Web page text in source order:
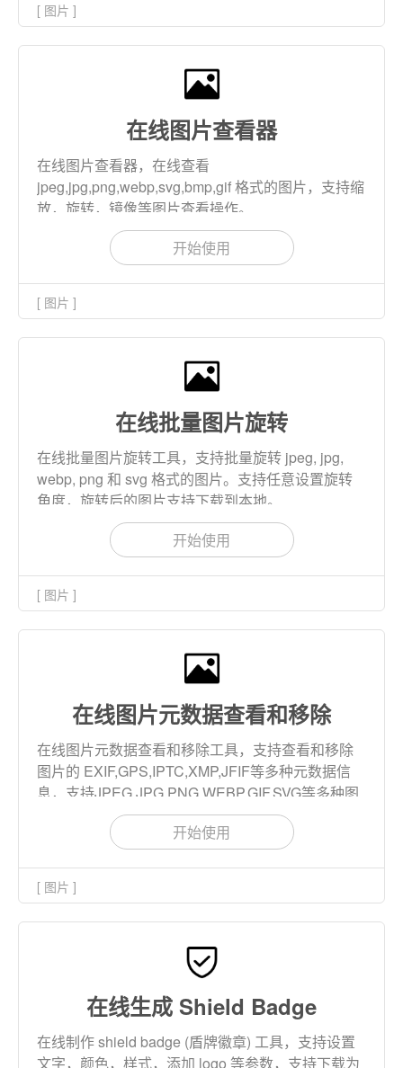
[ 图片 ]
在线图片查看器
在线图片查看器，在线查看
jpeg,jpg,png,webp,svg,bmp,gif 格式的图片，支持缩
放，旋转，镜像等图片查看操作。
开始使用
[ 图片 ]
在线批量图片旋转
在线批量图片旋转工具，支持批量旋转 jpeg, jpg,
webp, png 和 svg 格式的图片。支持任意设置旋转
角度，旋转后的图片支持下载到本地。
开始使用
[ 图片 ]
在线图片元数据查看和移除
在线图片元数据查看和移除工具，支持查看和移除
图片的 EXIF,GPS,IPTC,XMP,JFIF等多种元数据信
息，支持JPEG,JPG,PNG,WEBP,GIF,SVG等多种图
片格式。本工具支持批量查看和移除图片元数据。
开始使用
[ 图片 ]
在线生成 Shield Badge
在线制作 shield badge (盾牌徽章) 工具，支持设置
文字，颜色，样式，添加 logo 等参数，支持下载为